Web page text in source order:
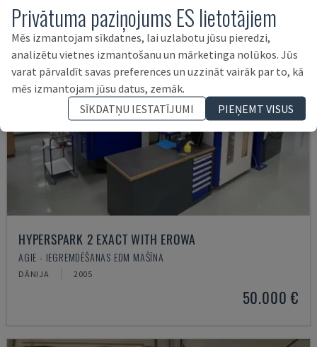
HYPERSPARK 2 EXACT WITH EROWA
AGIE - IEGREMDĒŠANAS EDM MAŠĪNA
DĀNIJA 2005
50.000 €
Privātuma paziņojums ES lietotājiem
Mēs izmantojam sīkdatnes, lai uzlabotu jūsu pieredzi,
analizētu vietnes izmantošanu un mārketinga nolūkos. Jūs
varat pārvaldīt savas preferences un uzzināt vairāk par to, kā
mēs izmantojam jūsu datus, zemāk.
SĪKDATŅU IESTATĪJUMI
PIEŅEMT VISUS